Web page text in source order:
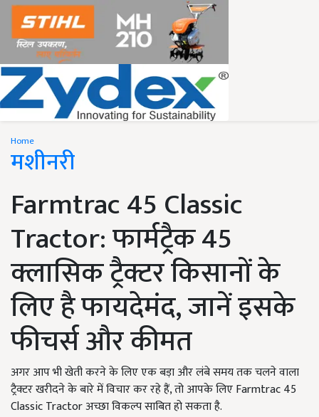
Home
मशीनरी
Farmtrac 45 Classic
Tractor: फार्मट्रैक 45
क्लासिक ट्रैक्टर किसानों के
लिए है फायदेमंद, जानें इसके
फीचर्स और कीमत
अगर आप भी खेती करने के लिए एक बड़ा और लंबे समय तक चलने वाला
ट्रैक्टर खरीदने के बारे में विचार कर रहे हैं, तो आपके लिए Farmtrac 45
Classic Tractor अच्छा विकल्प साबित हो सकता है.